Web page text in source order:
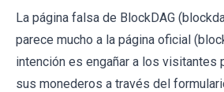
La página falsa de BlockDAG
parece mucho a la página oficial
intención es engañar a los visitantes
sus monederos a través del